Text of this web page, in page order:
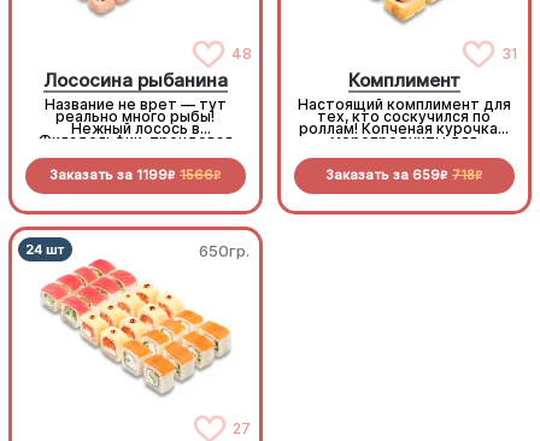
48
Лососина рыбанина
Название не врет — тут
реально много рыбы!
Нежный лосось в
Филадельфии, трендовая
сочный краб - когда улов
Заказать за 1199R 1566R
31
Комплимент
Настоящий комплимент для
тех, кто соскучился по
роллам! Копченая курочка и
морепродукты для
Заказать за 659R 718R
650гр.
27